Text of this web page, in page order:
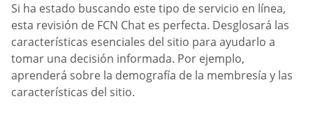
Si ha estado buscando este tipo de servicio en línea,
esta revisión de FCN Chat es perfecta. Desglosará las
características esenciales del sitio para ayudarlo a
tomar una decisión informada. Por ejemplo,
aprenderá sobre la demografía de la membresía y las
características del sitio.